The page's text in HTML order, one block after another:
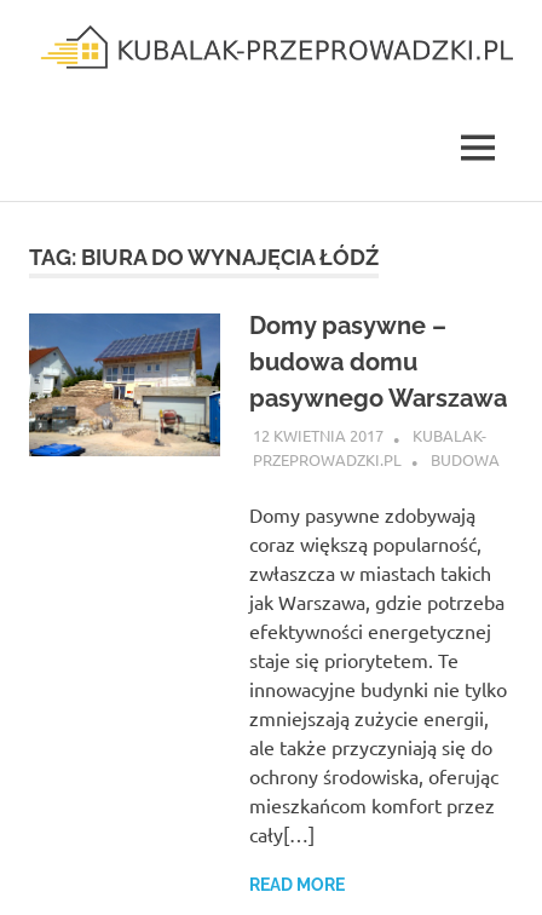
content
MENU
TAG: BIURA DO WYNAJĘCIA ŁÓDŹ
Domy pasywne –
budowa domu
pasywnego Warszawa
12 KWIETNIA 2017
KUBALAK-
PRZEPROWADZKI.PL
BUDOWA
Domy pasywne zdobywają
coraz większą popularność,
zwłaszcza w miastach takich
jak Warszawa, gdzie potrzeba
efektywności energetycznej
staje się priorytetem. Te
innowacyjne budynki nie tylko
zmniejszają zużycie energii,
ale także przyczyniają się do
ochrony środowiska, oferując
mieszkańcom komfort przez
cały[…]
READ MORE